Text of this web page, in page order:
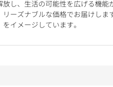
放し、生活の可能性を広げる機
ーズナブルな価格でお届けし
イメージしています。